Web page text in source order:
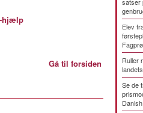
hjælp
Gå til forsiden
Elev
Ruller
Se de